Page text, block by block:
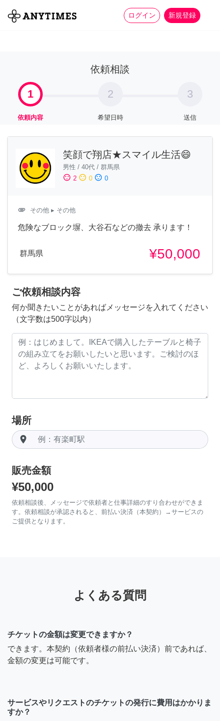
ログイン 新規登録
全て 家事 more_horiz
依頼相談
1
依頼内容
2
希望日時
3
送信
笑顔で翔店★スマイル生活😄
男性 / 40代 / 群馬県
sentiment_satisfied 2 sentiment_neutral 0 sentiment_dissatisfied 0
attachment その他 ▸ その他
危険なブロック塀、大谷石などの撤去 承ります！
群馬県 ¥50,000
ご依頼相談内容
何か聞きたいことがあればメッセージを入れてください
（文字数は500字以内）
場所
room
販売金額
¥50,000
依頼相談後、メッセージで依頼者と仕事詳細のすり合わせができま
す。依頼相談が承認されると、前払い決済（本契約）→サービスの
ご提供となります。
よくある質問
チケットの金額は変更できますか？
できます。本契約（依頼者様の前払い決済）前であれば、
金額の変更は可能です。
サービスやリクエストのチケットの発行に費用はかかりま
すか？